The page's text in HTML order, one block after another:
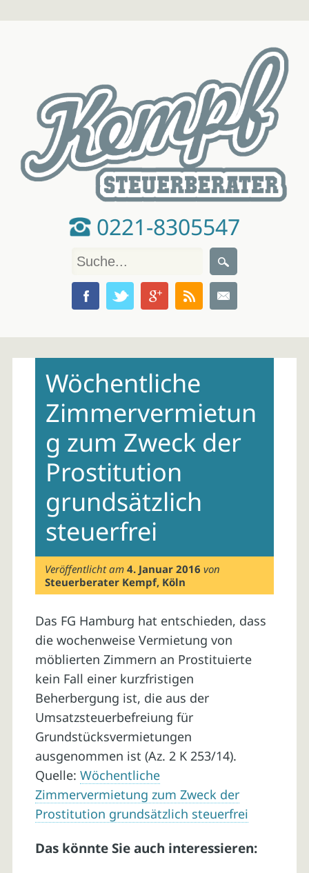
0221-8305547
contentWöchentliche
Zimmervermietun
g zum Zweck der
Prostitution
grundsätzlich
steuerfrei
Veröffentlicht am4. Januar 2016 von
Steuerberater Kempf, Köln
Das FG Hamburg hat entschieden, dass
die wochenweise Vermietung von
möblierten Zimmern an Prostituierte
kein Fall einer kurzfristigen
Beherbergung ist, die aus der
Umsatzsteuerbefreiung für
Grundstücksvermietungen
ausgenommen ist (Az. 2 K 253/14).
Quelle: Wöchentliche
Zimmervermietung zum Zweck der
Prostitution grundsätzlich steuerfrei
Das könnte Sie auch interessieren: